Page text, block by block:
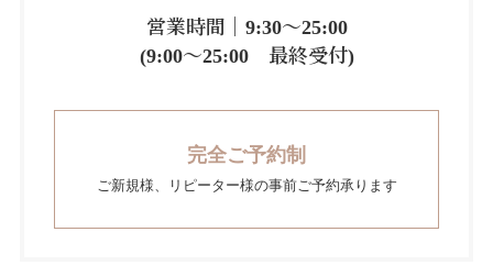
営業時間｜9:30～25:00
(9:00～25:00 最終受付)
完全ご予約制
ご新規様、リピーター様の事前ご予約承ります